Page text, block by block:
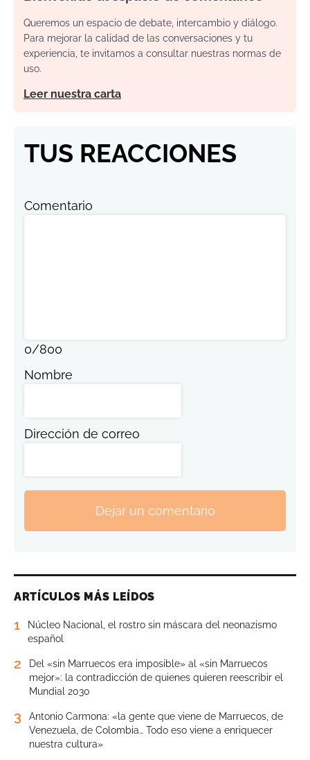
Queremos un espacio de debate, intercambio y diálogo.
Para mejorar la calidad de las conversaciones y tu
experiencia, te invitamos a consultar nuestras normas de
uso.
Leer nuestra carta
TUS REACCIONES
Comentario
0/800
Nombre
Dirección de correo
Dejar un comentario
ARTÍCULOS MÁS LEÍDOS
1
Núcleo Nacional, el rostro sin máscara del neonazismo
español
2
Del «sin Marruecos era imposible» al «sin Marruecos
mejor»: la contradicción de quienes quieren reescribir el
Mundial 2030
3
Antonio Carmona: «la gente que viene de Marruecos, de
Venezuela, de Colombia… Todo eso viene a enriquecer
nuestra cultura»